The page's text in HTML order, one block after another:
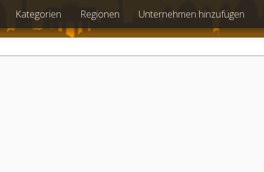
Kategorien Regionen Unternehmen hinzufügen